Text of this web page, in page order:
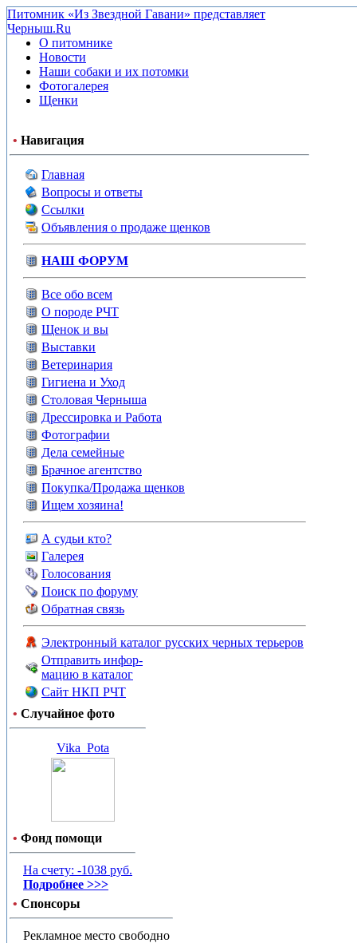
Питомник «Из Звездной Гавани» представляет
Черныш.Ru
О питомнике
Новости
Наши собаки и их потомки
Фотогалерея
Щенки
• Навигация
Главная
Вопросы и ответы
Ссылки
Объявления о продаже щенков
НАШ ФОРУМ
Все обо всем
О породе РЧТ
Щенок и вы
Выставки
Ветеринария
Гигиена и Уход
Столовая Черныша
Дрессировка и Работа
Фотографии
Дела семейные
Брачное агентство
Покупка/Продажа щенков
Ищем хозяина!
А судьи кто?
Галерея
Голосования
Поиск по форуму
Обратная связь
Электронный каталог русских черных терьеров
Отправить инфор-
мацию в каталог
Сайт НКП РЧТ
• Случайное фото
Vika_Pota
• Фонд помощи
На счету: -1038 руб.
Подробнее >>>
• Спонсоры
Рекламное место свободно